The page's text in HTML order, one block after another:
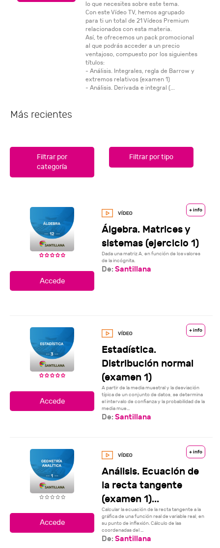
lo que necesites sobre este tema.
Con este Vídeo TV, hemos agrupado
para ti un total de 21 Vídeos Premium
relacionados con esta materia.
Así, te ofrecemos un pack promocional
al que podrás acceder a un precio
ventajoso, compuesto por los siguientes
títulos:
- Análisis. Integrales, regla de Barrow y
extremos relativos (examen 1)
- Análisis. Derivada e integral (...
Más recientes
Filtrar por
categoría
Filtrar por tipo
+ info
Álgebra. Matrices y
sistemas (ejercicio 1)
Dada una matriz A, en función de los valores
de la incógnita.
De:Santillana
+ info
Estadística.
Distribución normal
(examen 1)
A partir de la media muestral y la desviación
típica de un conjunto de datos, se determina
el intervalo de confianza y la probabilidad de la
media mue...
De:Santillana
+ info
Análisis. Ecuación de
la recta tangente
(examen 1)...
Calcular la ecuación de la recta tangente a la
gráfica de una función real de variable real, en
su punto de inflexión. Cálculo de las
coordenadas del ...
De:Santillana